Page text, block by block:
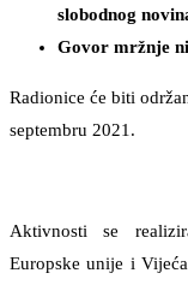
slobodnog
Govor mržnje
Radionice će biti
septembru 2021.
Aktivnosti se
Europske unije i